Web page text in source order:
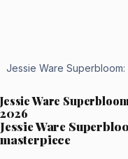
Jessie Ware
Jessie Ware
2026
Jessie Ware
masterpiece